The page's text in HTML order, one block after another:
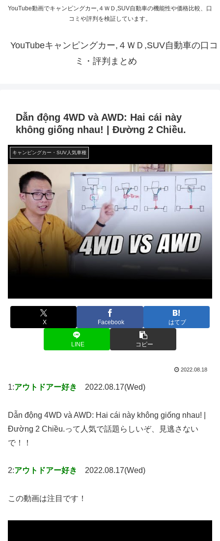
YouTube動画でキャンピングカー,４ＷＤ,SUV自動車の機能性や価格比較、口
コミや評判を検証しています。
YouTubeキャンピングカー,４ＷＤ,SUV自動車の口コ
ミ・評判まとめ
Dẫn động 4WD và AWD: Hai cái này
không giống nhau! | Đường 2 Chiều.
キャンピングカー・SUV人気車種
X Facebook はてブ
LINE コピー
2022.08.18
1:アウトドアー好き 2022.08.17(Wed)
Dẫn động 4WD và AWD: Hai cái này không giống nhau! |
Đường 2 Chiều.って人気で話題らしいぞ、見逃さない
で！！
2:アウトドアー好き 2022.08.17(Wed)
この動画は注目です！